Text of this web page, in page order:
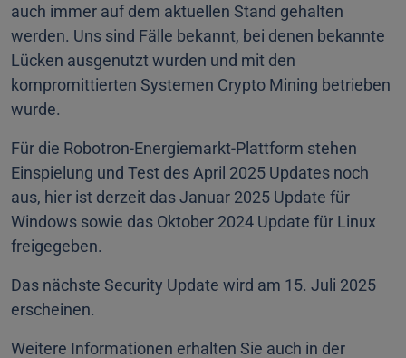
auch immer auf dem aktuellen Stand gehalten
werden. Uns sind Fälle bekannt, bei denen bekannte
Lücken ausgenutzt wurden und mit den
kompromittierten Systemen Crypto Mining betrieben
wurde.
Für die Robotron-Energiemarkt-Plattform stehen
Einspielung und Test des April 2025 Updates noch
aus, hier ist derzeit das Januar 2025 Update für
Windows sowie das Oktober 2024 Update für Linux
freigegeben.
Das nächste Security Update wird am 15. Juli 2025
erscheinen.
Weitere Informationen erhalten Sie auch in der